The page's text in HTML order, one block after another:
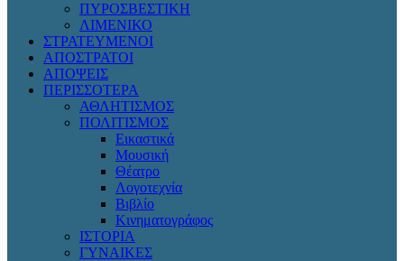
ΠΥΡΟΣΒΕΣΤΙΚΗ
ΛΙΜΕΝΙΚΟ
ΣΤΡΑΤΕΥΜΕΝΟΙ
ΑΠΟΣΤΡΑΤΟΙ
ΑΠΟΨΕΙΣ
ΠΕΡΙΣΣΟΤΕΡΑ
ΑΘΛΗΤΙΣΜΟΣ
ΠΟΛΙΤΙΣΜΟΣ
Εικαστικά
Μουσική
Θέατρο
Λογοτεχνία
Βιβλίο
Κινηματογράφος
ΙΣΤΟΡΙΑ
ΓΥΝΑΙΚΕΣ